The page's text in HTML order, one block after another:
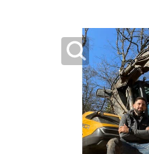
Travaux ferroviaires